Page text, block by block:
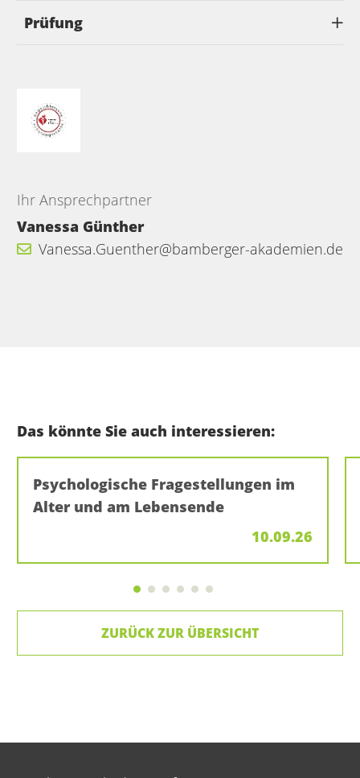
Prüfung
Ihr Ansprechpartner
Vanessa Günther
Vanessa.Guenther@bamberger-akademien.de
Das könnte Sie auch interessieren:
Psychologische Fragestellungen im
Alter und am Lebensende
10.09.26
ZURÜCK ZUR ÜBERSICHT